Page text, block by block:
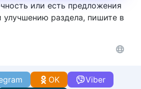
или есть предложения
улучшению раздела, пишите в
Viber
OK